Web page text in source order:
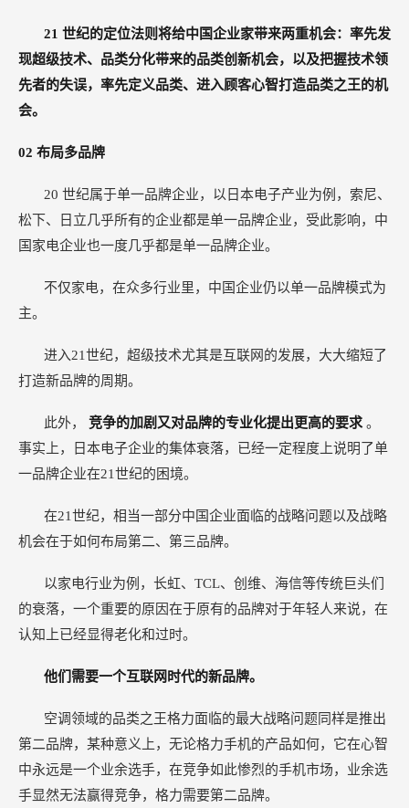
21 世纪的定位法则将给中国企业家带来两重机会：率先发
现超级技术、品类分化带来的品类创新机会，以及把握技术领
先者的失误，率先定义品类、进入顾客心智打造品类之王的机
会。
02 布局多品牌
20 世纪属于单一品牌企业，以日本电子产业为例，索尼、
松下、日立几乎所有的企业都是单一品牌企业，受此影响，中
国家电企业也一度几乎都是单一品牌企业。
不仅家电，在众多行业里，中国企业仍以单一品牌模式为
主。
进入21世纪，超级技术尤其是互联网的发展，大大缩短了
打造新品牌的周期。
此外， 竞争的加剧又对品牌的专业化提出更高的要求 。
事实上，日本电子企业的集体衰落，已经一定程度上说明了单
一品牌企业在21世纪的困境。
在21世纪，相当一部分中国企业面临的战略问题以及战略
机会在于如何布局第二、第三品牌。
以家电行业为例，长虹、TCL、创维、海信等传统巨头们
的衰落，一个重要的原因在于原有的品牌对于年轻人来说，在
认知上已经显得老化和过时。
他们需要一个互联网时代的新品牌。
空调领域的品类之王格力面临的最大战略问题同样是推出
第二品牌，某种意义上，无论格力手机的产品如何，它在心智
中永远是一个业余选手，在竞争如此惨烈的手机市场，业余选
手显然无法赢得竞争，格力需要第二品牌。